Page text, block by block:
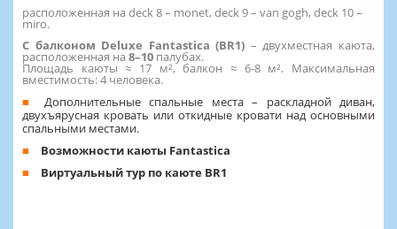
расположенная на deck 8 – monet, deck 9 – van gogh, deck 10 –
miro.
С балконом Deluxe Fantastica (BR1) – двухместная каюта,
расположенная на 8–10 палубах.
Площадь каюты ≈ 17 м², балкон ≈ 6-8 м². Максимальная
вместимость: 4 человека.
Дополнительные спальные места – раскладной диван,
двухъярусная кровать или откидные кровати над основными
спальными местами.
Возможности каюты Fantastica
Виртуальный тур по каюте BR1